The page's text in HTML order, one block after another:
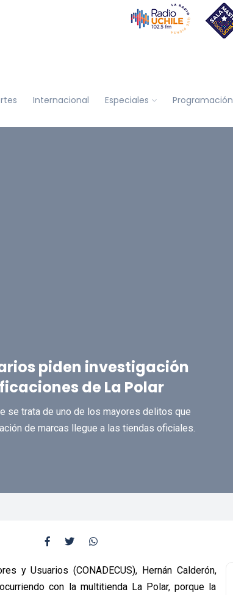
Internacional Especiales Programación
piden investigación
de La Polar
se trata de uno de los mayores delitos que
de marcas llegue a las tiendas oficiales.
y Usuarios (CONADECUS), Hernán Calderón,
con la multitienda La Polar, porque la